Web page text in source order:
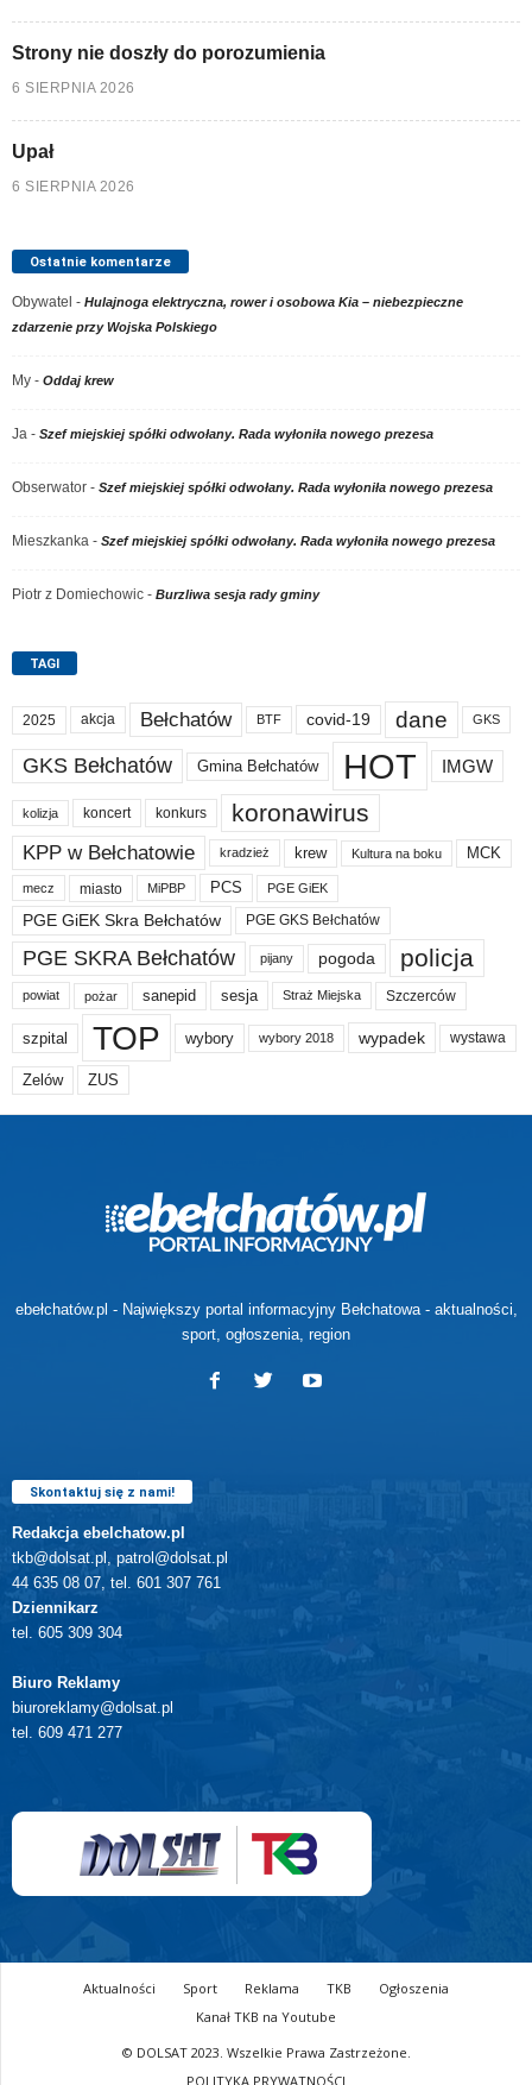
Strony nie doszły do porozumienia
6 SIERPNIA 2026
Upał
6 SIERPNIA 2026
Ostatnie komentarze
Obywatel - Hulajnoga elektryczna, rower i osobowa Kia – niebezpieczne
zdarzenie przy Wojska Polskiego
My - Oddaj krew
Ja - Szef miejskiej spółki odwołany. Rada wyłoniła nowego prezesa
Obserwator - Szef miejskiej spółki odwołany. Rada wyłoniła nowego prezesa
Mieszkanka - Szef miejskiej spółki odwołany. Rada wyłoniła nowego prezesa
Piotr z Domiechowic - Burzliwa sesja rady gminy
TAGI
2025 akcja Bełchatów BTF covid-19 dane GKS
GKS Bełchatów Gmina Bełchatów HOT IMGW
kolizja koncert konkurs koronawirus
KPP w Bełchatowie kradzież krew Kultura na boku MCK
mecz miasto MiPBP PCS PGE GiEK
PGE GiEK Skra Bełchatów PGE GKS Bełchatów
PGE SKRA Bełchatów pijany pogoda policja
powiat pożar sanepid sesja Straż Miejska Szczerców
szpital TOP wybory wybory 2018 wypadek wystawa
Zelów ZUS
ebełchatów.pl - Największy portal informacyjny Bełchatowa - aktualności,
sport, ogłoszenia, region
Skontaktuj się z nami!
Redakcja ebelchatow.pl
tkb@dolsat.pl, patrol@dolsat.pl
44 635 08 07, tel. 601 307 761
Dziennikarz
tel. 605 309 304
Biuro Reklamy
biuroreklamy@dolsat.pl
tel. 609 471 277
Aktualności Sport Reklama TKB
Ogłoszenia
Kanał TKB na Youtube
© DOLSAT 2023. Wszelkie Prawa Zastrzeżone.
POLITYKA PRYWATNOŚCI